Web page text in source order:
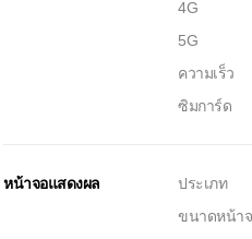
4G
5G
ความเร็ว
ซิมการ์ด
หน้าจอแสดงผล ประเภท
ขนาดหน้า